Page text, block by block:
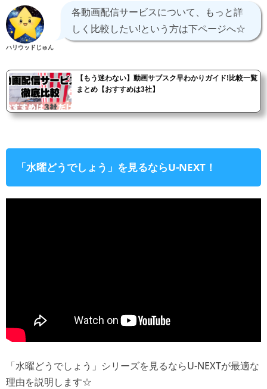
ハリウッドじゅん
各動画配信サービスについて、もっと詳
しく比較したい!という方は下ページへ☆
【もう迷わない】動画サブスク早わかりガイド!比較一覧
まとめ【おすすめは3社】
「水曜どうでしょう」を見るならU-NEXT！
「水曜どうでしょう」シリーズを見るならU-NEXTが最適な
理由を説明します☆